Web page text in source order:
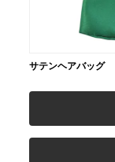
サテンヘアバッグ